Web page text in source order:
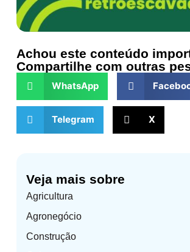
Veja mais sobre
Agricultura
Agronegócio
Construção
Achou este conteúdo
Compartilhe com outras
WhatsApp
Telegram X